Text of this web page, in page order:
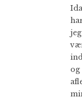
jeg
og